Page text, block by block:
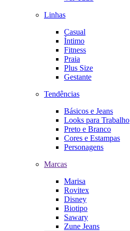
Linhas
Casual
Íntimo
Fitness
Praia
Plus Size
Gestante
Tendências
Básicos e Jeans
Looks para Trabalho
Preto e Branco
Cores e Estampas
Personagens
Marcas
Marisa
Rovitex
Disney
Biotipo
Sawary
Zune Jeans